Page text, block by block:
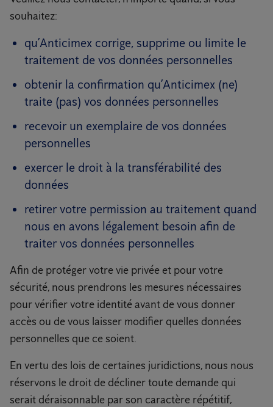
souhaitez:
qu’Anticimex corrige, supprime ou limite le
traitement de vos données personnelles
obtenir la confirmation qu’Anticimex (ne)
traite (pas) vos données personnelles
recevoir un exemplaire de vos données
personnelles
exercer le droit à la transférabilité des
données
retirer votre permission au traitement quand
nous en avons légalement besoin afin de
traiter vos données personnelles
Afin de protéger votre vie privée et pour votre
sécurité, nous prendrons les mesures nécessaires
pour vérifier votre identité avant de vous donner
accès ou de vous laisser modifier quelles données
personnelles que ce soient.
En vertu des lois de certaines juridictions, nous nous
réservons le droit de décliner toute demande qui
serait déraisonnable par son caractère répétitif,